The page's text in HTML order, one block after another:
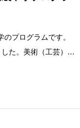
プログラムです。
た。美術（工芸）の